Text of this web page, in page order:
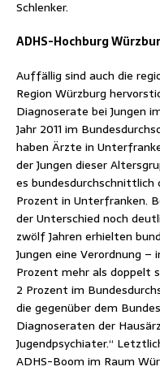
Schlenker.
ADHS-Hochburg
Auffällig sind auch die
Region Würzburg
Diagnoserate bei Jungen
Jahr 2011 im
haben Ärzte in
der Jungen dieser
es bundesdurchschnittlich
Prozent in Unterfranken.
der Unterschied noch
zwölf Jahren erhielten
Jungen eine Verordnung –
Prozent mehr als doppelt
2 Prozent im
die gegenüber dem
Diagnoseraten der
Jugendpsychiater.“
ADHS-Boom im Raum